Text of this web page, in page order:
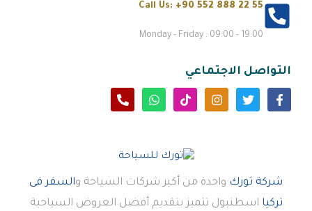
Call Us: +90 552 888 22 55
Monday - Friday : 09:00 - 19:00
التواصل الاجتماعي
شركة تورك واحدة من أكبر شركات السياحة والسفر فى
تركيا اسطنبول تتميز بتقديم أفضل العروض السياحية